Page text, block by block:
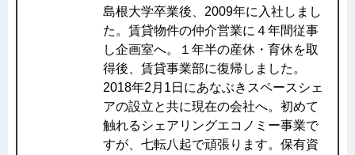
島根大学卒業後、2009年に入社しまし
た。賃貸物件の仲介営業に４年間従事
し企画室へ。１年半の産休・育休を取
得後、賃貸事業部に復帰しました。
2018年2月1日にあなぶきスペースシェ
アの設立と共に現在の会社へ。初めて
触れるシェアリングエコノミー事業で
すが、七転八起で頑張ります。保有資